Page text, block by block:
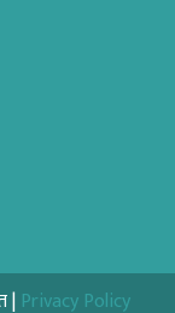
| Privacy Policy